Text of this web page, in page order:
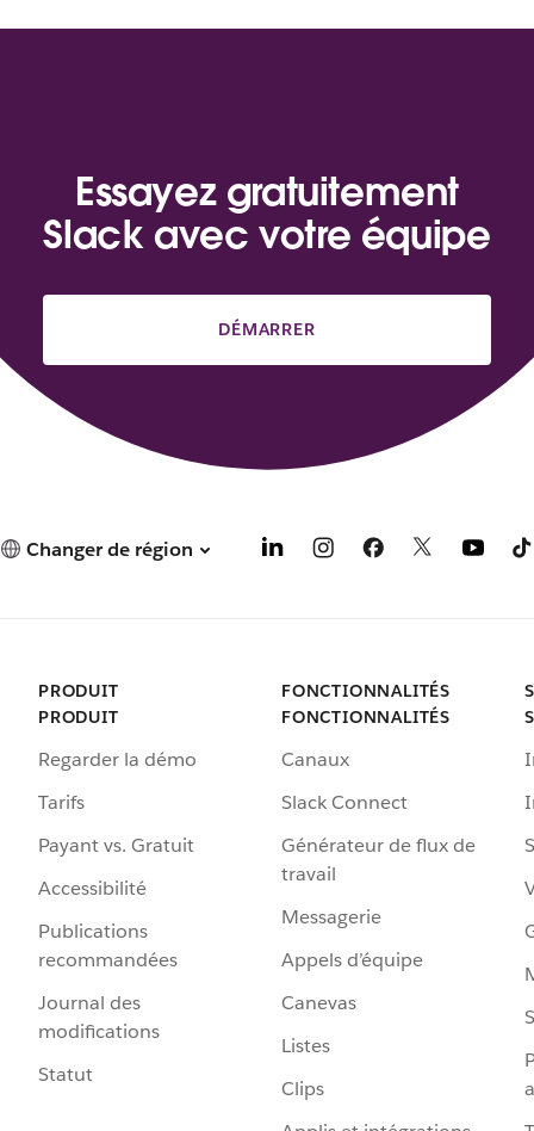
Essayez gratuitement
Slack avec votre équipe
DÉMARRER
Changer de région
PRODUIT
PRODUIT
Regarder la démo
Tarifs
Payant vs. Gratuit
Accessibilité
Publications
recommandées
Journal des
modifications
Statut
FONCTIONNALITÉS
FONCTIONNALITÉS
Canaux
Slack Connect
Générateur de flux de
travail
Messagerie
Appels d’équipe
Canevas
Listes
Clips